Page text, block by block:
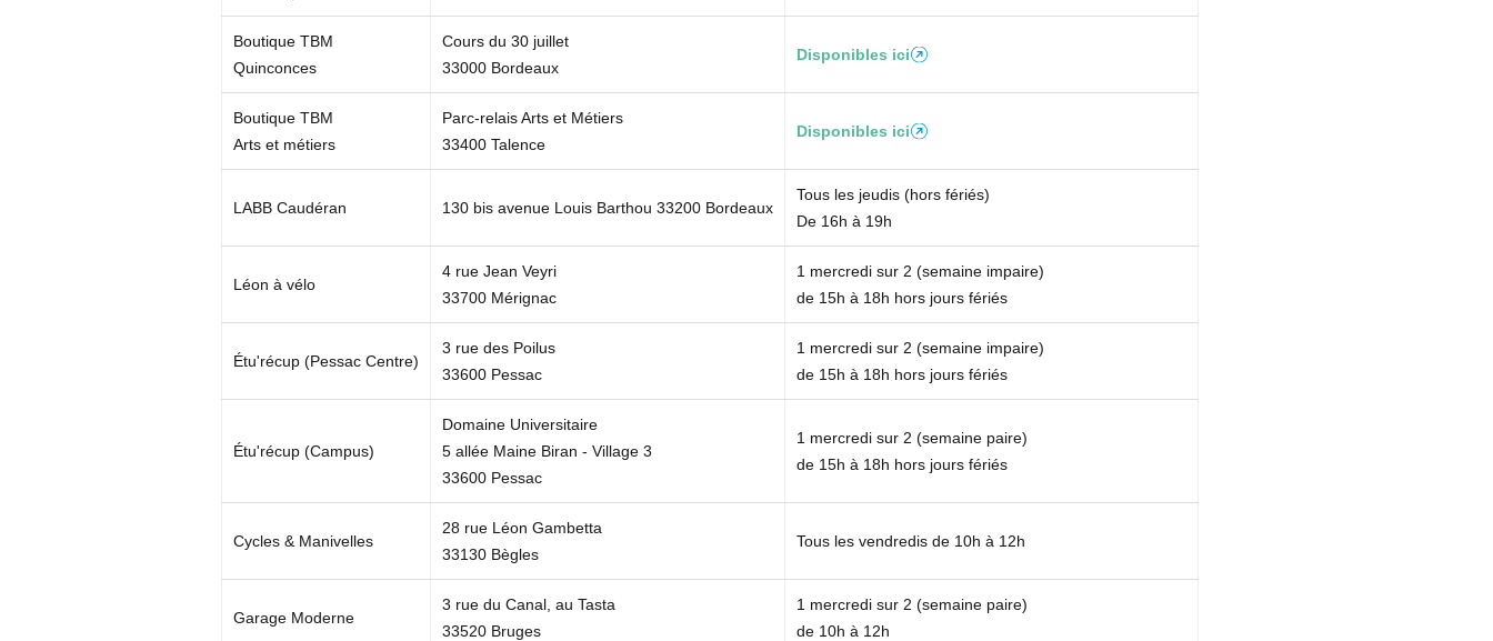
o
r
d
n
s
u
n
n
o
u
v
n
Boutique TBM
Quinconces
Cours du 30 juillet
33000 Bordeaux
Disponibles ici(
o
v
d
a
n
s
u
n
v
e
n
Boutique TBM
Arts et métiers
Parc-relais Arts et Métiers
33400 Talence
Disponibles ici(
v
d
a
n
n
v
e
LABB Caudéran 130 bis avenue Louis Barthou 33200 Bordeaux
Tous les jeudis (hors fériés)
De 16h à 19h
Léon à vélo
4 rue Jean Veyri
33700 Mérignac
1 mercredi sur 2 (semaine impaire)
de 15h à 18h hors jours fériés
Étu'récup (Pessac Centre)
3 rue des Poilus
33600 Pessac
1 mercredi sur 2 (semaine impaire)
de 15h à 18h hors jours fériés
Étu'récup (Campus)
Domaine Universitaire
5 allée Maine Biran - Village 3
33600 Pessac
1 mercredi sur 2 (semaine paire)
de 15h à 18h hors jours fériés
Cycles & Manivelles
28 rue Léon Gambetta
33130 Bègles
Tous les vendredis de 10h à 12h
Garage Moderne
3 rue du Canal, au Tasta
33520 Bruges
1 mercredi sur 2 (semaine paire)
de 10h à 12h